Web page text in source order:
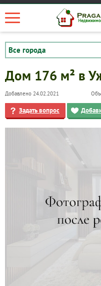
Квартиры
Дома
Коммерческие
Дом 176 м² в
Добавлено 24.02.2021
Задать вопрос